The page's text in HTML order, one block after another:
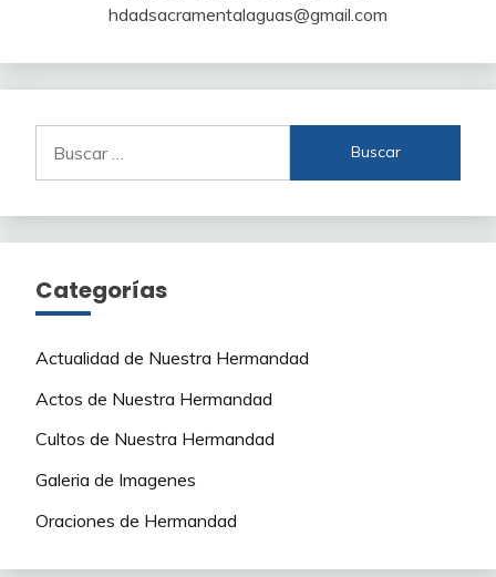
hdadsacramentalaguas@gmail.com
Categorías
Actualidad de Nuestra Hermandad
Actos de Nuestra Hermandad
Cultos de Nuestra Hermandad
Galeria de Imagenes
Oraciones de Hermandad